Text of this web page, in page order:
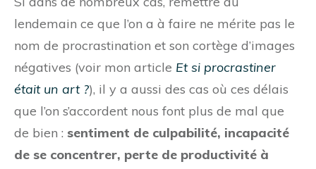
lendemain ce que l’on a à faire ne mérite pas le
nom de procrastination et son cortège d’images
négatives (voir mon article Et si procrastiner
était un art ?), il y a aussi des cas où ces délais
que l’on s’accordent nous font plus de mal que
de bien : sentiment de culpabilité, incapacité
de se concentrer, perte de productivité à